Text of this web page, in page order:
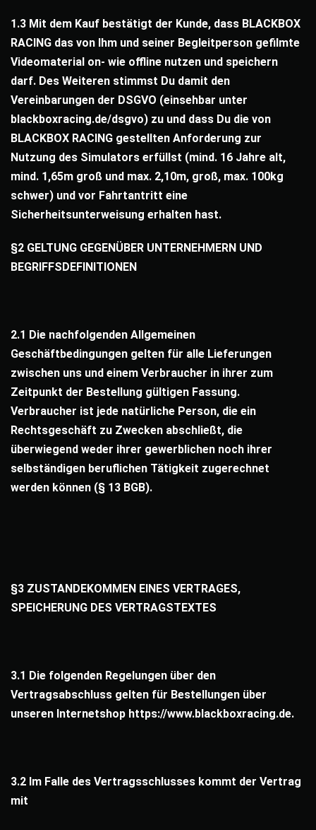
1.3 Mit dem Kauf bestätigt der Kunde, dass BLACKBOX
RACING das von Ihm und seiner Begleitperson gefilmte
Videomaterial on- wie offline nutzen und speichern
darf. Des Weiteren stimmst Du damit den
Vereinbarungen der DSGVO (einsehbar unter
blackboxracing.de/dsgvo) zu und dass Du die von
BLACKBOX RACING gestellten Anforderung zur
Nutzung des Simulators erfüllst (mind. 16 Jahre alt,
mind. 1,65m groß und max. 2,10m, groß, max. 100kg
schwer) und vor Fahrtantritt eine
Sicherheitsunterweisung erhalten hast.
§2 GELTUNG GEGENÜBER UNTERNEHMERN UND
BEGRIFFSDEFINITIONEN
2.1 Die nachfolgenden Allgemeinen
Geschäftbedingungen gelten für alle Lieferungen
zwischen uns und einem Verbraucher in ihrer zum
Zeitpunkt der Bestellung gültigen Fassung.
Verbraucher ist jede natürliche Person, die ein
Rechtsgeschäft zu Zwecken abschließt, die
überwiegend weder ihrer gewerblichen noch ihrer
selbständigen beruflichen Tätigkeit zugerechnet
werden können (§ 13 BGB).
§3 ZUSTANDEKOMMEN EINES VERTRAGES,
SPEICHERUNG DES VERTRAGSTEXTES
3.1 Die folgenden Regelungen über den
Vertragsabschluss gelten für Bestellungen über
unseren Internetshop https://www.blackboxracing.de.
3.2 Im Falle des Vertragsschlusses kommt der Vertrag
mit